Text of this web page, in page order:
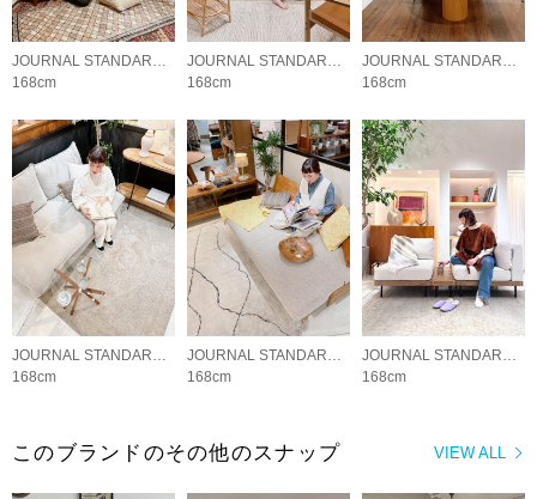
JOURNAL STANDARD FURNITURE
168cm
JOURNAL STANDARD FURNITURE
168cm
JOURNAL STANDARD FURNITURE
168cm
JOURNAL STANDARD FURNITURE
168cm
JOURNAL STANDARD FURNITURE
168cm
JOURNAL STANDARD FURNITURE
168cm
VIEW ALL
このブランドのその他のスナップ